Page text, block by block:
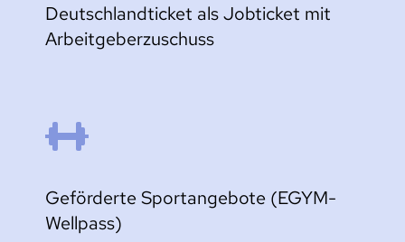
Deutschlandticket als Jobticket mit
Arbeitgeberzuschuss
Geförderte Sportangebote (EGYM-
Wellpass)